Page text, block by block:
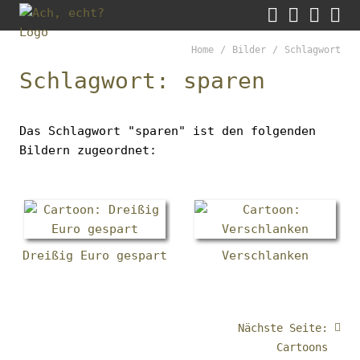
Gleich
zum
der
Seite
 Zum
  
Navigation
überspringen
Home Bilder Schlagwort
Zum
Brotkrumen-
Navigation
Schlagwort: sparen
Das Schlagwort "sparen" ist den folgenden
Bildern zugeordnet:
Dreißig Euro gespart Verschlanken
Nächste Seite:
Cartoons